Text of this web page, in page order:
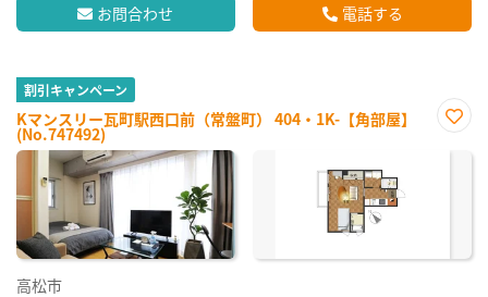
お問合わせ 電話する
割引キャンペーン
Kマンスリー瓦町駅西口前（常盤町） 404・1K-【角部屋】
(No.747492)
に入
高松市